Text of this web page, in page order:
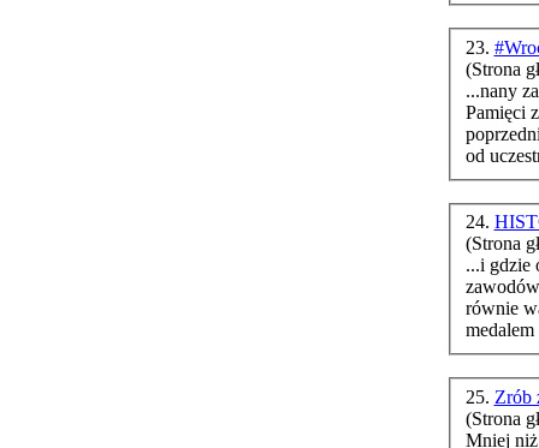
23.
(Strona
...nany
Pamięci
od
24.
(Strona
...i gdzie
równie
25. Zrób
(Strona
Mniej